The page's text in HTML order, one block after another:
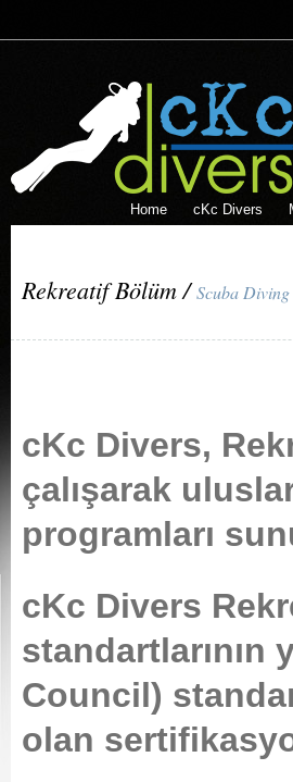
Home cKc Divers
Rekreatif Bölüm /Scuba Diving
cKc Divers,
çalışarak
programları
cKc Divers
standartlarının
Council)
olan